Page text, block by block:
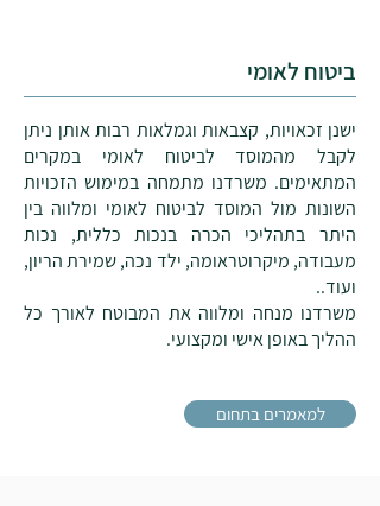
ביטוח לאומי
ישנן זכאויות, קצבאות וגמלאות רבות אותן ניתן
לקבל מהמוסד לביטוח לאומי במקרים
המתאימים. משרדנו מתמחה במימוש הזכויות
השונות מול המוסד לביטוח לאומי ומלווה בין
היתר בתהליכי הכרה בנכות כללית, נכות
מעבודה, מיקרוטראומה, ילד נכה, שמירת הריון,
ועוד..
משרדנו מנחה ומלווה את המבוטח לאורך כל
ההליך באופן אישי ומקצועי.
למאמרים בתחום